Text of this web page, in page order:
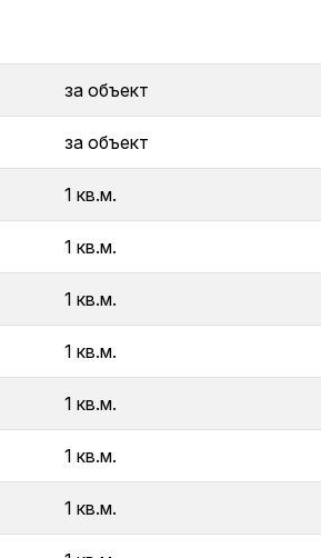
за объект
за объект
1 кв.м.
1 кв.м.
1 кв.м.
1 кв.м.
1 кв.м.
1 кв.м.
1 кв.м.